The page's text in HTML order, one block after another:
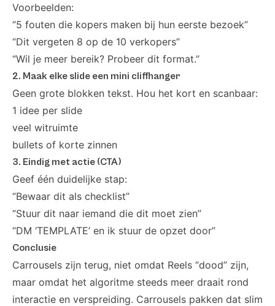
Voorbeelden:
“5 fouten die kopers maken bij hun eerste bezoek”
“Dit vergeten 8 op de 10 verkopers”
“Wil je meer bereik? Probeer dit format.”
2. Maak elke slide een mini cliffhanger
Geen grote blokken tekst. Hou het kort en scanbaar:
1 idee per slide
veel witruimte
bullets of korte zinnen
3. Eindig met actie (CTA)
Geef één duidelijke stap:
“Bewaar dit als checklist”
“Stuur dit naar iemand die dit moet zien”
“DM ‘TEMPLATE’ en ik stuur de opzet door”
Conclusie
Carrousels zijn terug, niet omdat Reels “dood” zijn,
maar omdat het algoritme steeds meer draait rond
interactie en verspreiding. Carrousels pakken dat slim